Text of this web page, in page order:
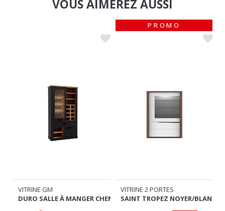
VITRINE GM
DURO SALLE À MANGER CHENE RIVIERA/CHENE NOIR
489 €
VITRINE 2 PORTES
SAINT TROPEZ NOYER/BLANC
329 € 389€ -15%